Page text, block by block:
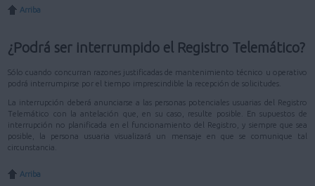
Arriba
¿Podrá ser interrumpido el Registro Telemático?
Sólo cuando concurran razones justificadas de mantenimiento técnico u operativo
podrá interrumpirse por el tiempo imprescindible la recepción de solicitudes.
La interrupción deberá anunciarse a las personas potenciales usuarias del Registro
Telemático con la antelación que, en su caso, resulte posible. En supuestos de
interrupción no planificada en el funcionamiento del Registro, y siempre que sea
posible, la persona usuaria visualizará un mensaje en que se comunique tal
circunstancia.
Arriba